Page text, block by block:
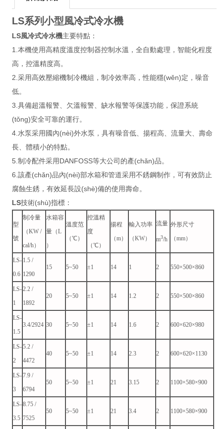
LS系列小型風冷式冷水機
LS風冷式冷水機主要特點：
1.本機使用高精度溫度控制器控制水溫，全自動處理，智能化程度
高，控溫精度高。
2.采用高效壓縮機制冷機組，制冷效率高，性能穩(wěn)定，噪音
低。
3.具備超溫報警、欠溫報警、缺水報警等保護功能，保證系統
(tǒng)安全可靠的運行。
4.水泵采用國內(nèi)外水泵，具有噪音低、揚程高、流量大、壽命
長、體積小的特點。
5.制冷配件采用DANFOSS等大公司的產(chǎn)品。
6.該產(chǎn)品內(nèi)部水箱和管道采用不銹鋼制作，可有效防止
腐蝕生銹，有效延長設(shè)備的使用壽命。
LS技術(shù)指標：
型
號
制冷量
（KW /
cal/h）
水箱容
量（L
）
溫度范
（℃）
控溫精
度
（℃）
揚程
（m）
輸入功率
（KW）
流量
m3/h
外形尺寸
（mm）
LS-
0.6
1.5 /
1290
15 5~50 ±1 14 1 2 550×500×860
LS-
1
2.2 /
1892
20 5~50 ±1 14 1.2 2 550×500×860
LS-
1.5
3.4/2924 30 5~50 ±1 14 1.6 2 600×620×980
LS-
2
5.2 /
4472
40 5~50 ±1 14 2.3 2 600×620×1130
LS-
3
7.9 /
6794
50 5~50 ±1 21 3.15 2 1100×580×900
LS-
3.5
8.75 /
7525
50 5~50 ±1 21 3.4 2 1100×580×900